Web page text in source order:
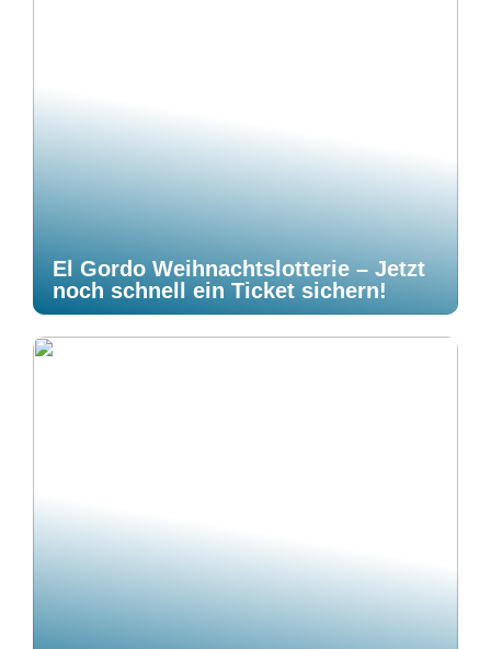
El Gordo Weihnachtslotterie – Jetzt
noch schnell ein Ticket sichern!